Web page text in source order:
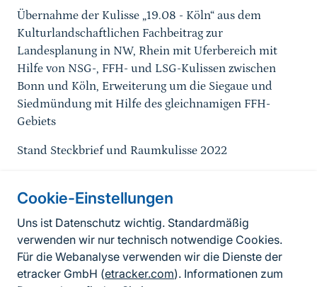
Cookie-Einstellungen
Uns ist Datenschutz wichtig. Standardmäßig
verwenden wir nur technisch notwendige Cookies.
Für die Webanalyse verwenden wir die Dienste der
etracker GmbH (etracker.com). Informationen zum
Übernahme der Kulisse „19.08 - Köln“ aus dem
Kulturlandschaftlichen Fachbeitrag zur
Landesplanung in NW, Rhein mit Uferbereich mit
Hilfe von NSG-, FFH- und LSG-Kulissen zwischen
Bonn und Köln, Erweiterung um die Siegaue und
Siedmündung mit Hilfe des gleichnamigen FFH-
Gebiets
Stand Steckbrief und Raumkulisse 2022
Informationen zur Seite
FußzeileKontakt zum BfN
Kontaktformular